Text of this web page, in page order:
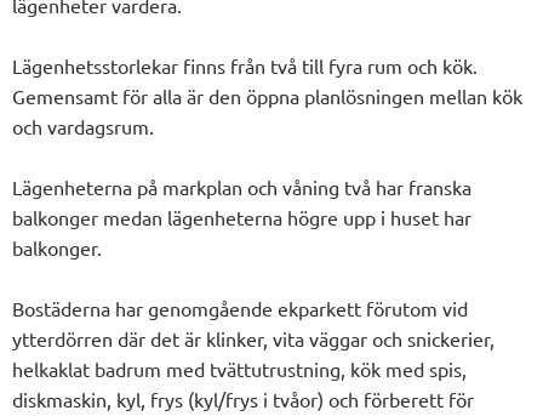
lägenheter vardera.
Lägenhetsstorlekar finns från två till fyra rum och kök.
Gemensamt för alla är den öppna planlösningen mellan kök
och vardagsrum.
Lägenheterna på markplan och våning två har franska
balkonger medan lägenheterna högre upp i huset har
balkonger.
Bostäderna har genomgående ekparkett förutom vid
ytterdörren där det är klinker, vita väggar och snickerier,
helkaklat badrum med tvättutrustning, kök med spis,
diskmaskin, kyl, frys (kyl/frys i tvåor) och förberett för